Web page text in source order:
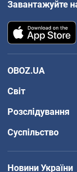
Завантажуйте
OBOZ.UA
Світ
Розслідування
Суспільство
Новини України